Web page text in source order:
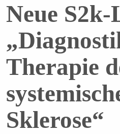
Neue
Therapie
Sklerose“